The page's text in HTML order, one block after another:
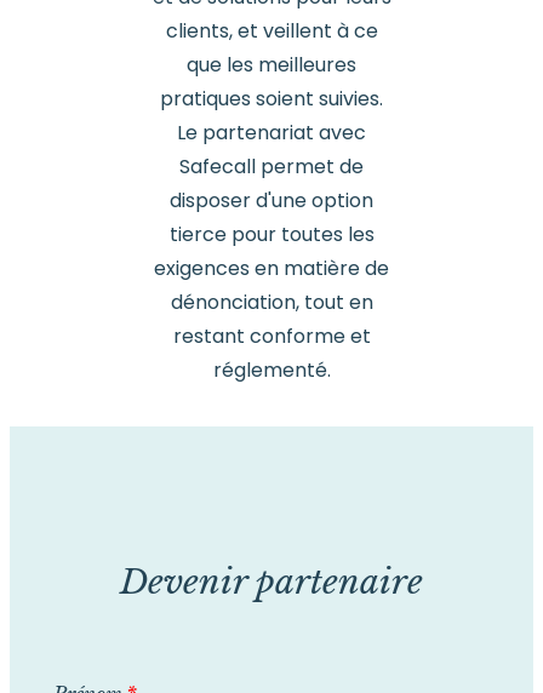
clients, et veillent à ce
que les meilleures
pratiques soient suivies.
Le partenariat avec
Safecall permet de
disposer d'une option
tierce pour toutes les
exigences en matière de
dénonciation, tout en
restant conforme et
réglementé.
Devenir partenaire